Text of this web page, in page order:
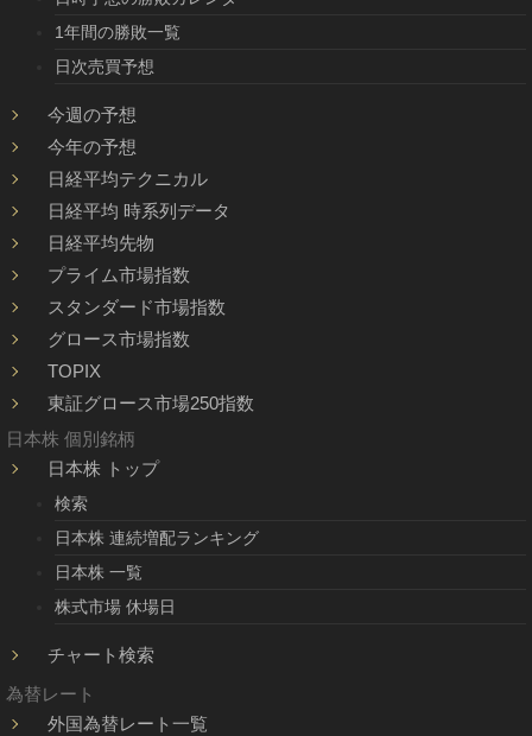
1年間の勝敗一覧
日次売買予想
今週の予想
今年の予想
日経平均テクニカル
日経平均 時系列データ
日経平均先物
プライム市場指数
スタンダード市場指数
グロース市場指数
TOPIX
東証グロース市場250指数
日本株 個別銘柄
日本株 トップ
検索
日本株 連続増配ランキング
日本株 一覧
株式市場 休場日
チャート検索
為替レート
外国為替レート一覧